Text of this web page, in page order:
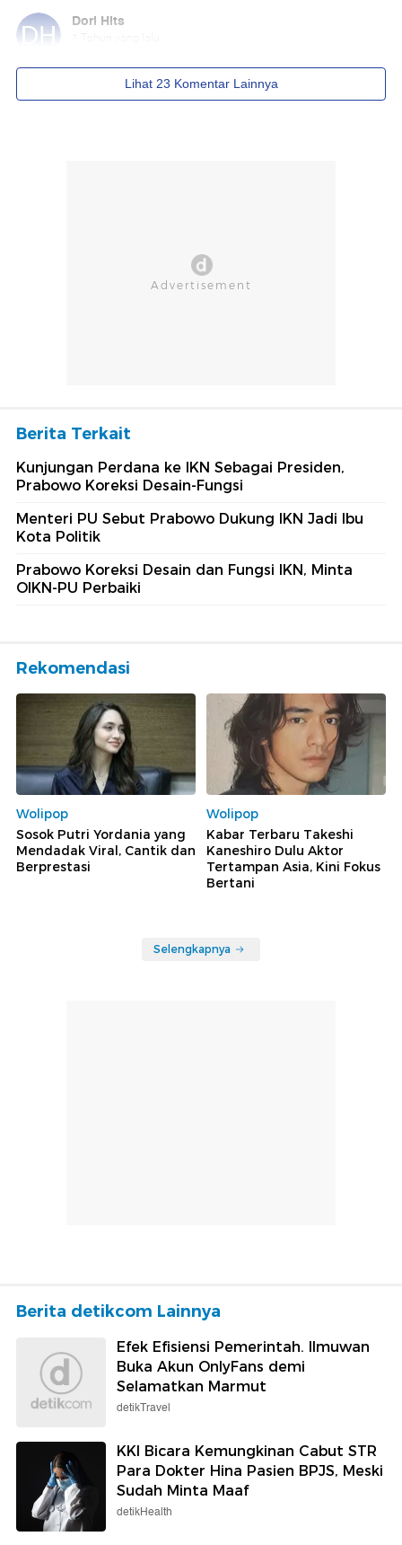
Berita Terkait
Kunjungan Perdana ke IKN Sebagai Presiden,
Prabowo Koreksi Desain-Fungsi
Menteri PU Sebut Prabowo Dukung IKN Jadi Ibu
Kota Politik
Prabowo Koreksi Desain dan Fungsi IKN, Minta
OIKN-PU Perbaiki
Rekomendasi
Wolipop
Sosok Putri Yordania yang
Mendadak Viral, Cantik dan
Berprestasi
Wolipop
Kabar Terbaru Takeshi
Kaneshiro Dulu Aktor
Tertampan Asia, Kini Fokus
Bertani
Selengkapnya
Berita detikcom Lainnya
Efek Efisiensi Pemerintah. Ilmuwan
Buka Akun OnlyFans demi
Selamatkan Marmut
detikTravel
KKI Bicara Kemungkinan Cabut STR
Para Dokter Hina Pasien BPJS, Meski
Sudah Minta Maaf
detikHealth